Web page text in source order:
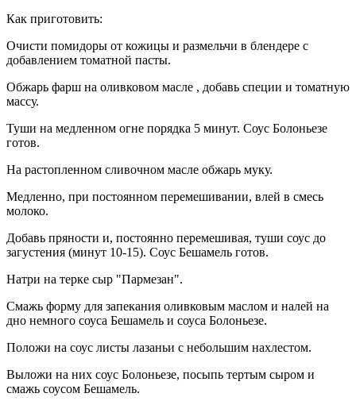
Как приготовить:
Очисти помидоры от кожицы и размельчи в блендере с
добавлением томатной пасты.
Обжарь фарш на оливковом масле , добавь специи и томатную
массу.
Туши на медленном огне порядка 5 минут. Соус Болоньезе
готов.
На растопленном сливочном масле обжарь муку.
Медленно, при постоянном перемешивании, влей в смесь
молоко.
Добавь пряности и, постоянно перемешивая, туши соус до
загустения (минут 10-15). Соус Бешамель готов.
Натри на терке сыр "Пармезан".
Смажь форму для запекания оливковым маслом и налей на
дно немного соуса Бешамель и соуса Болоньезе.
Положи на соус листы лазаньи с небольшим нахлестом.
Выложи на них соус Болоньезе, посыпь тертым сыром и
смажь соусом Бешамель.